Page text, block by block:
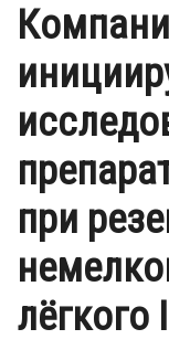
при
лёгкого